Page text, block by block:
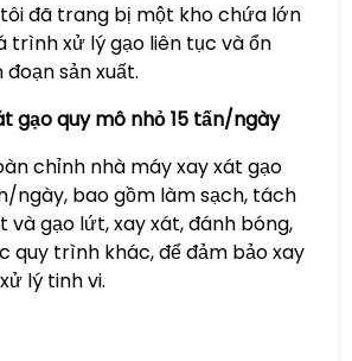
đã trang bị một kho chứa lớn
trình xử lý gạo liên tục và ổn
sản xuất.
gạo quy mô nhỏ 15 tấn/ngày
chỉnh nhà máy xay xát gạo
ngày, bao gồm làm sạch, tách
và gạo lứt, xay xát, đánh bóng,
quy trình khác, để đảm bảo xay
lý tinh vi.